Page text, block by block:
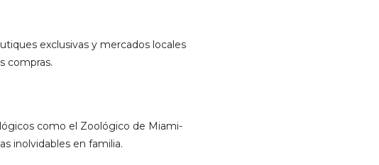
exclusivas y mercados locales
compras.
como el Zoológico de Miami-
inolvidables en familia.